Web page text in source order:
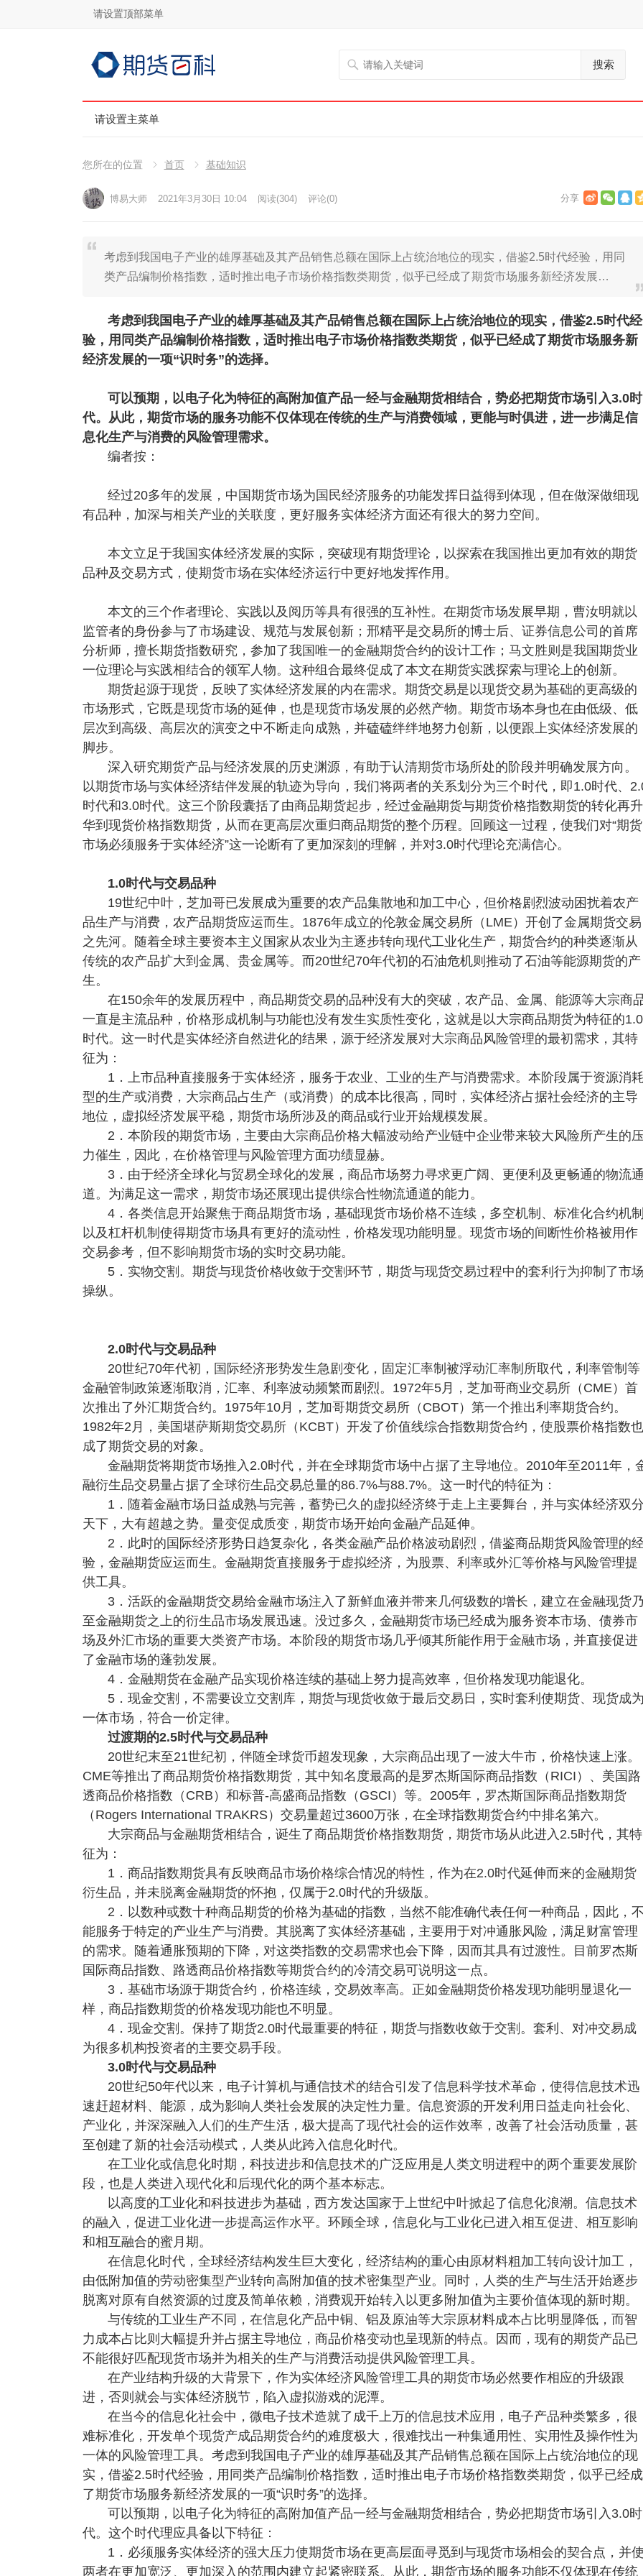
请设置顶部菜单
搜索
请设置主菜单
您所在的位置 首页 基础知识
博易大师 2021年3月30日 10:04 阅读(304) 评论(0)
考虑到我国电子产业的雄厚基础及其产品销售总额在国际上占统治地位的现实，借鉴2.5时代经验，用同
类产品编制价格指数，适时推出电子市场价格指数类期货，似乎已经成了期货市场服务新经济发展…
考虑到我国电子产业的雄厚基础及其产品销售总额在国际上占统治地位的现实，借鉴2.5时代经
验，用同类产品编制价格指数，适时推出电子市场价格指数类期货，似乎已经成了期货市场服务新
经济发展的一项“识时务”的选择。
可以预期，以电子化为特征的高附加值产品一经与金融期货相结合，势必把期货市场引入3.0时
代。从此，期货市场的服务功能不仅体现在传统的生产与消费领域，更能与时俱进，进一步满足信
息化生产与消费的风险管理需求。
编者按：
经过20多年的发展，中国期货市场为国民经济服务的功能发挥日益得到体现，但在做深做细现
有品种，加深与相关产业的关联度，更好服务实体经济方面还有很大的努力空间。
本文立足于我国实体经济发展的实际，突破现有期货理论，以探索在我国推出更加有效的期货
品种及交易方式，使期货市场在实体经济运行中更好地发挥作用。
本文的三个作者理论、实践以及阅历等具有很强的互补性。在期货市场发展早期，曹汝明就以
监管者的身份参与了市场建设、规范与发展创新；邢精平是交易所的博士后、证券信息公司的首席
分析师，擅长期货指数研究，参加了我国唯一的金融期货合约的设计工作；马文胜则是我国期货业
一位理论与实践相结合的领军人物。这种组合最终促成了本文在期货实践探索与理论上的创新。
期货起源于现货，反映了实体经济发展的内在需求。期货交易是以现货交易为基础的更高级的
市场形式，它既是现货市场的延伸，也是现货市场发展的必然产物。期货市场本身也在由低级、低
层次到高级、高层次的演变之中不断走向成熟，并磕磕绊绊地努力创新，以便跟上实体经济发展的
脚步。
深入研究期货产品与经济发展的历史渊源，有助于认清期货市场所处的阶段并明确发展方向。
以期货市场与实体经济结伴发展的轨迹为导向，我们将两者的关系划分为三个时代，即1.0时代、
时代和3.0时代。这三个阶段囊括了由商品期货起步，经过金融期货与期货价格指数期货的转化再升
华到现货价格指数期货，从而在更高层次重归商品期货的整个历程。回顾这一过程，使我们对“期货
市场必须服务于实体经济”这一论断有了更加深刻的理解，并对3.0时代理论充满信心。
1.0时代与交易品种
19世纪中叶，芝加哥已发展成为重要的农产品集散地和加工中心，但价格剧烈波动困扰着农产
品生产与消费，农产品期货应运而生。1876年成立的伦敦金属交易所（LME）开创了金属期货交易
之先河。随着全球主要资本主义国家从农业为主逐步转向现代工业化生产，期货合约的种类逐渐从
传统的农产品扩大到金属、贵金属等。而20世纪70年代初的石油危机则推动了石油等能源期货的产
生。
在150余年的发展历程中，商品期货交易的品种没有大的突破，农产品、金属、能源等大宗商
一直是主流品种，价格形成机制与功能也没有发生实质性变化，这就是以大宗商品期货为特征的1.0
时代。这一时代是实体经济自然进化的结果，源于经济发展对大宗商品风险管理的最初需求，其特
征为：
1．上市品种直接服务于实体经济，服务于农业、工业的生产与消费需求。本阶段属于资源消
型的生产或消费，大宗商品占生产（或消费）的成本比很高，同时，实体经济占据社会经济的主导
地位，虚拟经济发展平稳，期货市场所涉及的商品或行业开始规模发展。
2．本阶段的期货市场，主要由大宗商品价格大幅波动给产业链中企业带来较大风险所产生的
力催生，因此，在价格管理与风险管理方面功绩显赫。
3．由于经济全球化与贸易全球化的发展，商品市场努力寻求更广阔、更便利及更畅通的物流
道。为满足这一需求，期货市场还展现出提供综合性物流通道的能力。
4．各类信息开始聚焦于商品期货市场，基础现货市场价格不连续，多空机制、标准化合约机
以及杠杆机制使得期货市场具有更好的流动性，价格发现功能明显。现货市场的间断性价格被用作
交易参考，但不影响期货市场的实时交易功能。
5．实物交割。期货与现货价格收敛于交割环节，期货与现货交易过程中的套利行为抑制了市
操纵。
2.0时代与交易品种
20世纪70年代初，国际经济形势发生急剧变化，固定汇率制被浮动汇率制所取代，利率管制等
金融管制政策逐渐取消，汇率、利率波动频繁而剧烈。1972年5月，芝加哥商业交易所（CME）首
次推出了外汇期货合约。1975年10月，芝加哥期货交易所（CBOT）第一个推出利率期货合约。
1982年2月，美国堪萨斯期货交易所（KCBT）开发了价值线综合指数期货合约，使股票价格指数也
成了期货交易的对象。
金融期货将期货市场推入2.0时代，并在全球期货市场中占据了主导地位。2010年至2011年，
融衍生品交易量占据了全球衍生品交易总量的86.7%与88.7%。这一时代的特征为：
1．随着金融市场日益成熟与完善，蓄势已久的虚拟经济终于走上主要舞台，并与实体经济双
天下，大有超越之势。量变促成质变，期货市场开始向金融产品延伸。
2．此时的国际经济形势日趋复杂化，各类金融产品价格波动剧烈，借鉴商品期货风险管理的
验，金融期货应运而生。金融期货直接服务于虚拟经济，为股票、利率或外汇等价格与风险管理提
供工具。
3．活跃的金融期货交易给金融市场注入了新鲜血液并带来几何级数的增长，建立在金融现货
至金融期货之上的衍生品市场发展迅速。没过多久，金融期货市场已经成为服务资本市场、债券市
场及外汇市场的重要大类资产市场。本阶段的期货市场几乎倾其所能作用于金融市场，并直接促进
了金融市场的蓬勃发展。
4．金融期货在金融产品实现价格连续的基础上努力提高效率，但价格发现功能退化。
5．现金交割，不需要设立交割库，期货与现货收敛于最后交易日，实时套利使期货、现货成
一体市场，符合一价定律。
过渡期的2.5时代与交易品种
20世纪末至21世纪初，伴随全球货币超发现象，大宗商品出现了一波大牛市，价格快速上涨。
CME等推出了商品期货价格指数期货，其中知名度最高的是罗杰斯国际商品指数（RICI）、美国路
透商品价格指数（CRB）和标普-高盛商品指数（GSCI）等。2005年，罗杰斯国际商品指数期货
（Rogers International TRAKRS）交易量超过3600万张，在全球指数期货合约中排名第六。
大宗商品与金融期货相结合，诞生了商品期货价格指数期货，期货市场从此进入2.5时代，其特
征为：
1．商品指数期货具有反映商品市场价格综合情况的特性，作为在2.0时代延伸而来的金融期货
衍生品，并未脱离金融期货的怀抱，仅属于2.0时代的升级版。
2．以数种或数十种商品期货的价格为基础的指数，当然不能准确代表任何一种商品，因此，
能服务于特定的产业生产与消费。其脱离了实体经济基础，主要用于对冲通胀风险，满足财富管理
的需求。随着通胀预期的下降，对这类指数的交易需求也会下降，因而其具有过渡性。目前罗杰斯
国际商品指数、路透商品价格指数等期货合约的冷清交易可说明这一点。
3．基础市场源于期货合约，价格连续，交易效率高。正如金融期货价格发现功能明显退化一
样，商品指数期货的价格发现功能也不明显。
4．现金交割。保持了期货2.0时代最重要的特征，期货与指数收敛于交割。套利、对冲交易成
为很多机构投资者的主要交易手段。
3.0时代与交易品种
20世纪50年代以来，电子计算机与通信技术的结合引发了信息科学技术革命，使得信息技术迅
速赶超材料、能源，成为影响人类社会发展的决定性力量。信息资源的开发利用日益走向社会化、
产业化，并深深融入人们的生产生活，极大提高了现代社会的运作效率，改善了社会活动质量，甚
至创建了新的社会活动模式，人类从此跨入信息化时代。
在工业化或信息化时期，科技进步和信息技术的广泛应用是人类文明进程中的两个重要发展阶
段，也是人类进入现代化和后现代化的两个基本标志。
以高度的工业化和科技进步为基础，西方发达国家于上世纪中叶掀起了信息化浪潮。信息技术
的融入，促进工业化进一步提高运作水平。环顾全球，信息化与工业化已进入相互促进、相互影响
和相互融合的蜜月期。
在信息化时代，全球经济结构发生巨大变化，经济结构的重心由原材料粗加工转向设计加工，
由低附加值的劳动密集型产业转向高附加值的技术密集型产业。同时，人类的生产与生活开始逐步
脱离对原有自然资源的过度及简单依赖，消费观开始转入以更多附加值为主要价值体现的新时期。
与传统的工业生产不同，在信息化产品中铜、铝及原油等大宗原材料成本占比明显降低，而智
力成本占比则大幅提升并占据主导地位，商品价格变动也呈现新的特点。因而，现有的期货产品已
不能很好匹配现货市场并为相关的生产与消费活动提供风险管理工具。
在产业结构升级的大背景下，作为实体经济风险管理工具的期货市场必然要作相应的升级跟
进，否则就会与实体经济脱节，陷入虚拟游戏的泥潭。
在当今的信息化社会中，微电子技术造就了成千上万的信息技术应用，电子产品种类繁多，很
难标准化，开发单个现货产成品期货合约的难度极大，很难找出一种集通用性、实用性及操作性为
一体的风险管理工具。考虑到我国电子产业的雄厚基础及其产品销售总额在国际上占统治地位的现
实，借鉴2.5时代经验，用同类产品编制价格指数，适时推出电子市场价格指数类期货，似乎已经成
了期货市场服务新经济发展的一项“识时务”的选择。
可以预期，以电子化为特征的高附加值产品一经与金融期货相结合，势必把期货市场引入3.0时
代。这个时代理应具备以下特征：
1．必须服务实体经济的强大压力使期货市场在更高层面寻觅到与现货市场相会的契合点，并
两者在更加宽泛、更加深入的范围内建立起紧密联系。从此，期货市场的服务功能不仅体现在传统